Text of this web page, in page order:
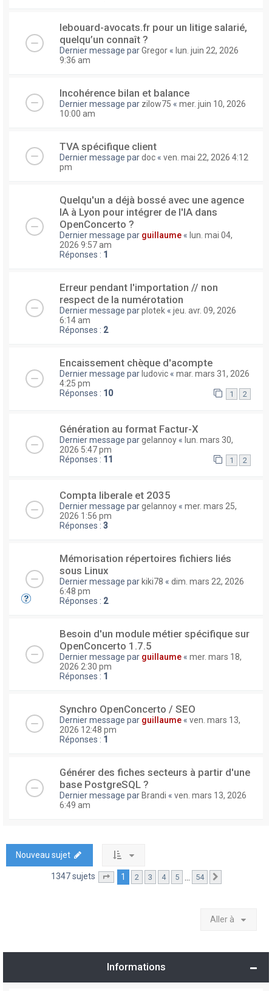
lebouard-avocats.fr pour un litige salarié,
quelqu’un connaît ?
Dernier message parGregor « lun. juin 22, 2026
9:36 am
Incohérence bilan et balance
Dernier message par zilow75 « mer. juin 10, 2026
10:00 am
TVA spécifique client
Dernier message pardoc « ven. mai 22, 2026 4:12
pm
Quelqu'un a déjà bossé avec une agence
IA à Lyon pour intégrer de l'IA dans
OpenConcerto ?
Dernier message par guillaume « lun. mai 04,
2026 9:57 am
Réponses : 1
Erreur pendant l'importation // non
respect de la numérotation
Dernier message parplotek « jeu. avr. 09, 2026
6:14 am
Réponses : 2
Encaissement chèque d'acompte
Dernier message par ludovic « mar. mars 31, 2026
4:25 pm
Réponses : 10 1 2
Génération au format Factur-X
Dernier message pargelannoy « lun. mars 30,
2026 5:47 pm
Réponses : 11 1 2
Compta liberale et 2035
Dernier message pargelannoy « mer. mars 25,
2026 1:56 pm
Réponses : 3
Mémorisation répertoires fichiers liés
sous Linux
Dernier message par kiki78 « dim. mars 22, 2026
6:48 pm
Réponses : 2
Besoin d'un module métier spécifique sur
OpenConcerto 1.7.5
Dernier message par guillaume « mer. mars 18,
2026 2:30 pm
Réponses : 1
Synchro OpenConcerto / SEO
Dernier message par guillaume « ven. mars 13,
2026 12:48 pm
Réponses : 1
Générer des fiches secteurs à partir d'une
base PostgreSQL ?
Dernier message par Brandi « ven. mars 13, 2026
6:49 am
Nouveau sujet
1347 sujets Page sur54
1 2 3 4 5 54
Aller à
Informations